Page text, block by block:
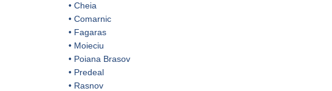
• Cheia
• Comarnic
• Fagaras
• Moieciu
• Poiana Brasov
• Predeal
• Rasnov